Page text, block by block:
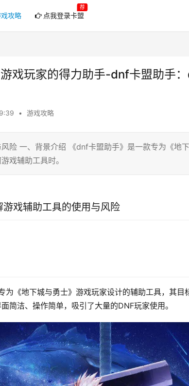
攻略 点我登录卡盟
荐
戏玩家的得力助手-dnf卡盟助手
• 游戏攻略
险 一、背景介绍 《dnf卡盟助手》是一款专为《地
戏辅助工具时。
游戏辅助工具的使用与风险
为《地下城与勇士》游戏玩家设计的辅助工具，其
简洁、操作简单，吸引了大量的DNF玩家使用。